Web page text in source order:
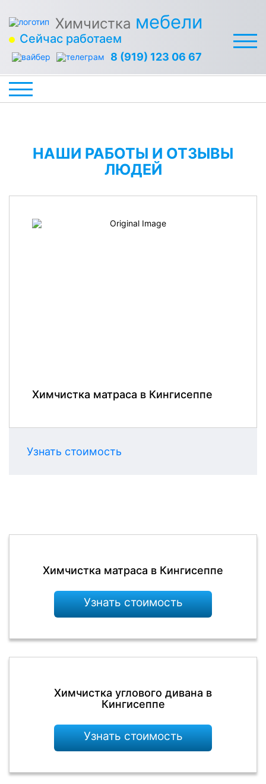
Химчистка мебели
Сейчас работаем
8 (919) 123 06 67
НАШИ РАБОТЫ И ОТЗЫВЫ
ЛЮДЕЙ
Химчистка матраса в Кингисеппе
Узнать стоимость
Химчистка матраса в Кингисеппе
Узнать стоимость
Химчистка углового дивана в
Кингисеппе
Узнать стоимость